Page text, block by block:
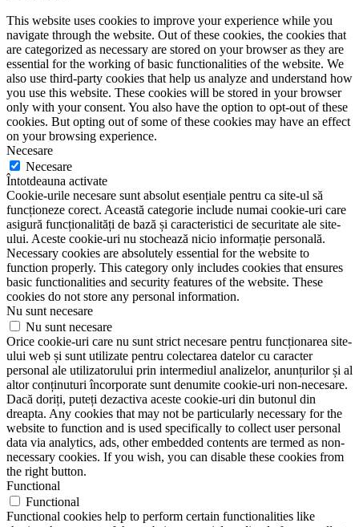
This website uses cookies to improve your experience while you
navigate through the website. Out of these cookies, the cookies that
are categorized as necessary are stored on your browser as they are
essential for the working of basic functionalities of the website. We
also use third-party cookies that help us analyze and understand how
you use this website. These cookies will be stored in your browser
only with your consent. You also have the option to opt-out of these
cookies. But opting out of some of these cookies may have an effect
on your browsing experience.
Necesare
Necesare
Întotdeauna activate
Cookie-urile necesare sunt absolut esențiale pentru ca site-ul să
funcționeze corect. Această categorie include numai cookie-uri care
asigură funcționalități de bază și caracteristici de securitate ale site-
ului. Aceste cookie-uri nu stochează nicio informație personală.
Necessary cookies are absolutely essential for the website to
function properly. This category only includes cookies that ensures
basic functionalities and security features of the website. These
cookies do not store any personal information.
Nu sunt necesare
Nu sunt necesare
Orice cookie-uri care nu sunt strict necesare pentru funcționarea site-
ului web și sunt utilizate pentru colectarea datelor cu caracter
personal ale utilizatorului prin intermediul analizelor, anunțurilor și al
altor conținuturi încorporate sunt denumite cookie-uri non-necesare.
Dacă doriți, puteți dezactiva aceste cookie-uri din butonul din
dreapta. Any cookies that may not be particularly necessary for the
website to function and is used specifically to collect user personal
data via analytics, ads, other embedded contents are termed as non-
necessary cookies. If you wish, you can disable these cookies from
the right button.
Functional
Functional
Functional cookies help to perform certain functionalities like